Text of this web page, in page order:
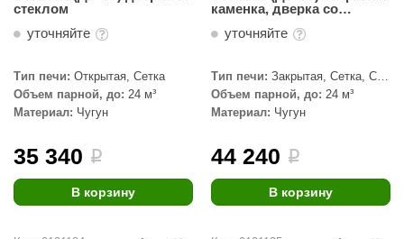
Термо
стеклом
уточняйте
Тип печи: Открытая, Сетка
Объем парной, до: 24 м³
Материал: Чугун
35 340 i
В корзину
каменка, дверка со
уточняйте
Тип печи: Закрытая, Сетка, С
паровой пушкой
Объем парной, до: 24 м³
Материал: Чугун
44 240 i
В корзину